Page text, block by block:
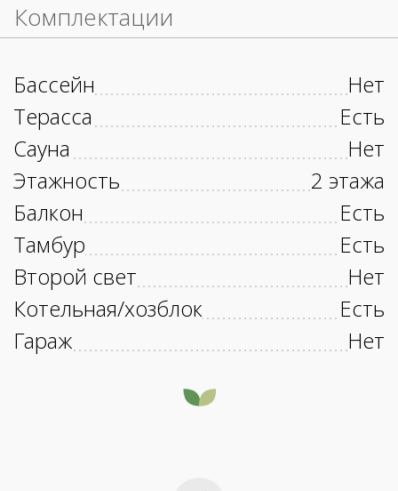
Комплектации
Бассейн
Нет
Терасса
Есть
Сауна
Нет
Этажность
2 этажа
Балкон
Есть
Тамбур
Есть
Второй свет
Нет
Котельная/хозблок
Есть
Гараж
Нет